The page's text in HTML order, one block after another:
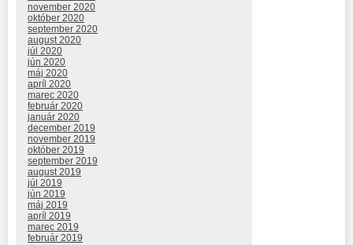
november 2020
október 2020
september 2020
august 2020
júl 2020
jún 2020
máj 2020
apríl 2020
marec 2020
február 2020
január 2020
december 2019
november 2019
október 2019
september 2019
august 2019
júl 2019
jún 2019
máj 2019
apríl 2019
marec 2019
február 2019